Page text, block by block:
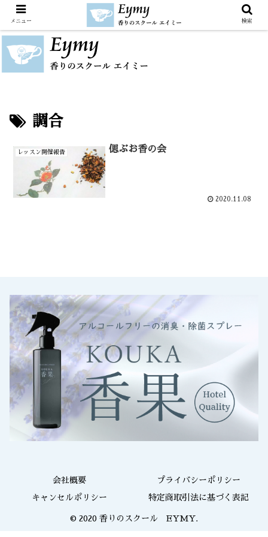
調合
レッスン開催報告 偲ぶお香の会
2020.11.08
会社概要 プライバシーポリシー
キャンセルポリシー 特定商取引法に基づく表記
© 2020 香りのスクール EYMY.
メニュー 検索